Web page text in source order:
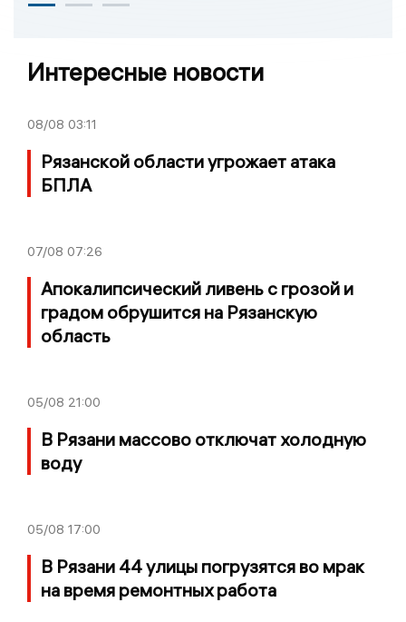
Интересные новости
08/08 03:11
Рязанской области угрожает атака
БПЛА
07/08 07:26
Апокалипсический ливень с грозой и
градом обрушится на Рязанскую
область
05/08 21:00
В Рязани массово отключат холодную
воду
05/08 17:00
В Рязани 44 улицы погрузятся во мрак
на время ремонтных работа